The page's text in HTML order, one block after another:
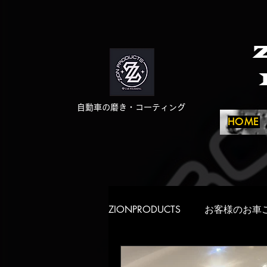
自動車の磨き・コーティング
HOME
ZIONPRODUCTS お客様のお車